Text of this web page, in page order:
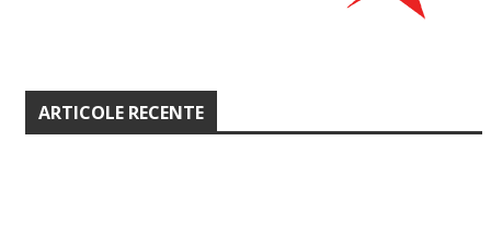
ARTICOLE RECENTE